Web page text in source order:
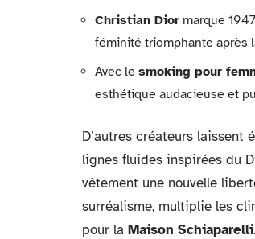
Christian Dior marque
féminité triomphante après
Avec le smoking pour
esthétique audacieuse et
D’autres créateurs laissent
lignes fluides inspirées du
vêtement une nouvelle
surréalisme, multiplie les
pour la Maison Schiaparelli.